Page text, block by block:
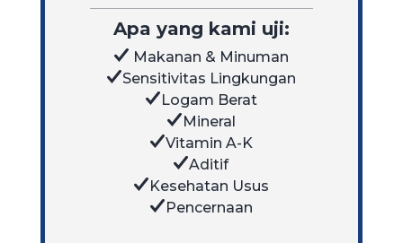
Apa yang kami uji:
Makanan & Minuman
Sensitivitas Lingkungan
Logam Berat
Mineral
Vitamin A-K
Aditif
Kesehatan Usus
Pencernaan